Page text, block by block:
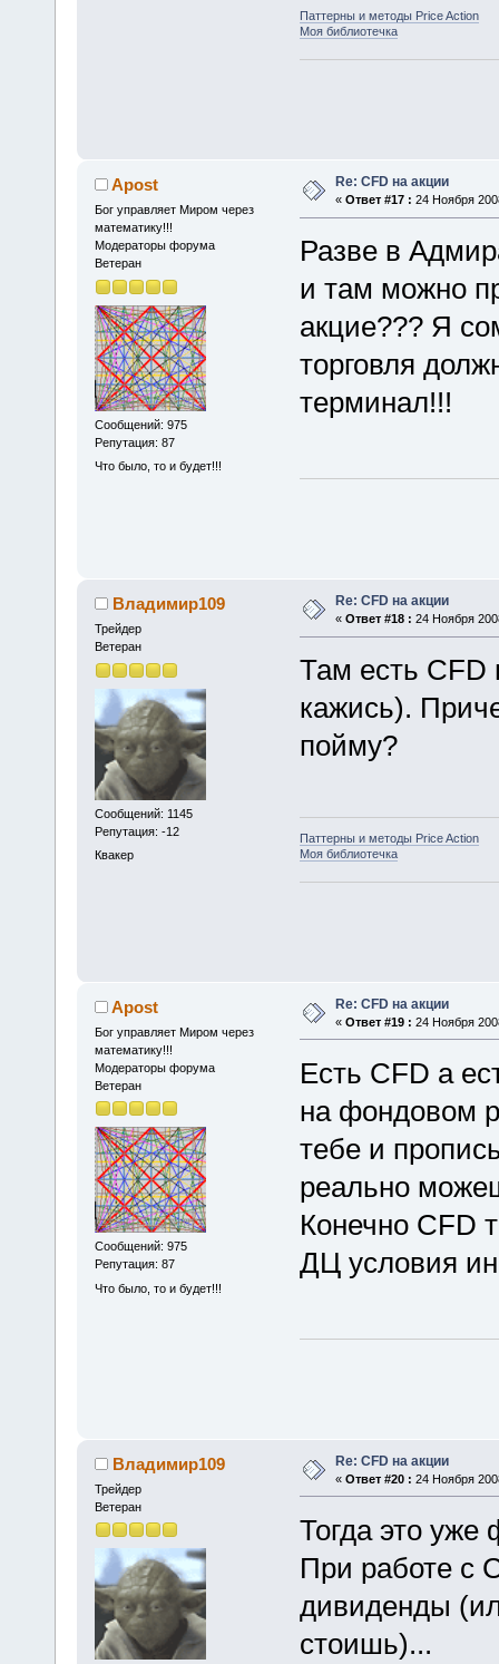
Паттерны и методы Price Action
Моя библиотечка
Apost
Бог управляет Миром через
математику!!!
Модераторы форума
Ветеран
Сообщений: 975
Репутация: 87
Что было, то и будет!!!
Re: CFD на акции
« Ответ #17 : 24 Ноября
Разве в
и там можно
акцие??? Я
торговля
терминал!!!
Владимир109
Трейдер
Ветеран
Сообщений: 1145
Репутация: -12
Квакер
Re: CFD на акции
« Ответ #18 : 24 Ноября
Там есть CFD
кажись).
пойму?
Паттерны и методы Price Action
Моя библиотечка
Apost
Бог управляет Миром через
математику!!!
Модераторы форума
Ветеран
Сообщений: 975
Репутация: 87
Что было, то и будет!!!
Re: CFD на акции
« Ответ #19 : 24 Ноября
Есть CFD а
на фондовом
тебе и
реально
Конечно CFD
ДЦ условия
Владимир109
Трейдер
Ветеран
Re: CFD на акции
« Ответ #20 : 24 Ноября
Тогда это
При работе с
дивиденды
стоишь)...